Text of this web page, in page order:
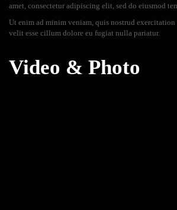
amet, consectetur adipiscing elit, sed do eiusmod
Ut enim ad minim veniam, quis nostrud
velit esse cillum dolore eu fugiat nulla pariatur.
Video & Photo